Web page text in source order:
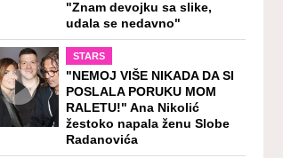
"Znam devojku sa slike,
udala se nedavno"
STARS
"NEMOJ VIŠE NIKADA DA SI
POSLALA PORUKU MOM
RALETU!" Ana Nikolić
žestoko napala ženu Slobe
Radanovića